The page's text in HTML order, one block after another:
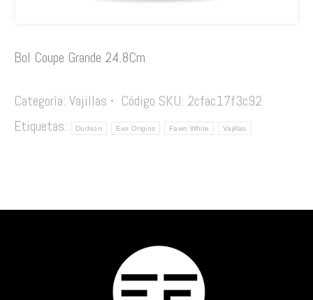
Bol Coupe Grande 24.8Cm
Categoría: Vajillas Código SKU: 2cfac17f3c92
Etiquetas:
Dudson Evo Origins Fawn White Vajillas